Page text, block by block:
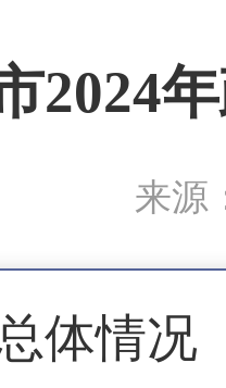
2024
来源
体情况